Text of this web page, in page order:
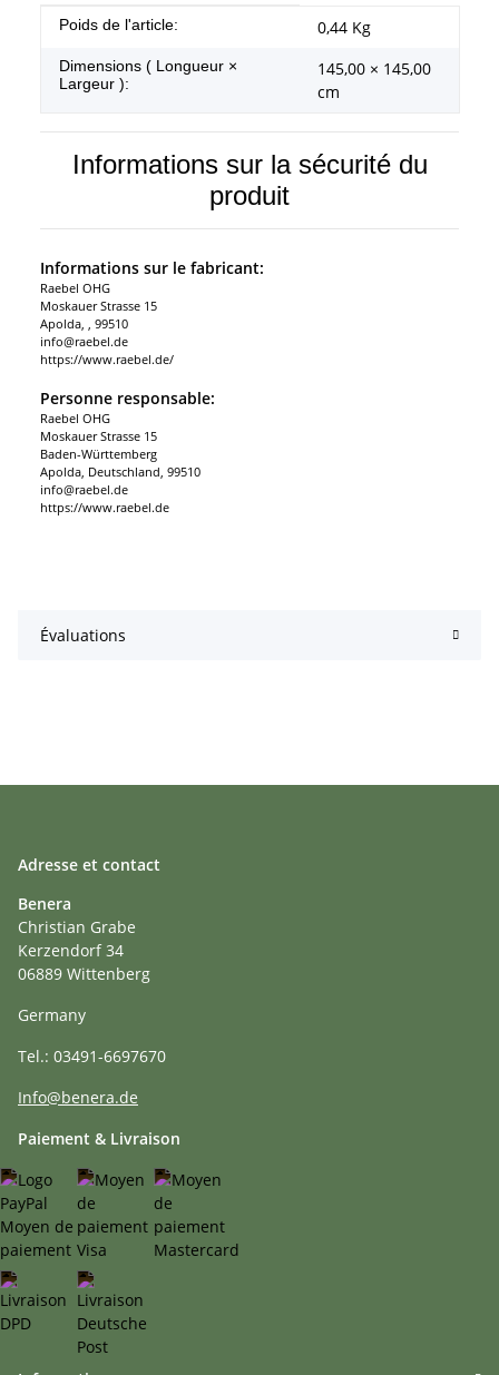
#productDetails.itemInformation#
#productDetails.itemValue#
Poids de l'article: 0,44 Kg
Dimensions ( Longueur ×
Largeur ):
145,00 × 145,00
cm
Informations sur la sécurité du
produit
Informations sur le fabricant:
Raebel OHG
Moskauer Strasse 15
Apolda, , 99510
info@raebel.de
https://www.raebel.de/
Personne responsable:
Raebel OHG
Moskauer Strasse 15
Baden-Württemberg
Apolda, Deutschland, 99510
info@raebel.de
https://www.raebel.de
Évaluations
Adresse et contact
Benera
Christian Grabe
Kerzendorf 34
06889 Wittenberg
Germany
Tel.: 03491-6697670
Info@benera.de
Paiement & Livraison